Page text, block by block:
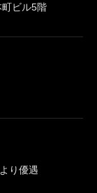
ビル5階
り優遇